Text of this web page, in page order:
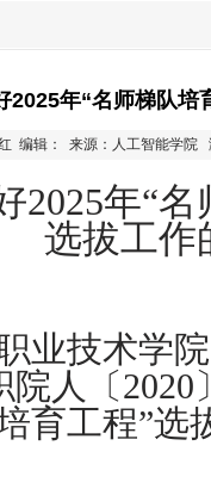
2025年“名师梯队培
编辑： 来源：人工智能学院
2025年“名
选拔工作
业技术学
院人〔
育工程”选